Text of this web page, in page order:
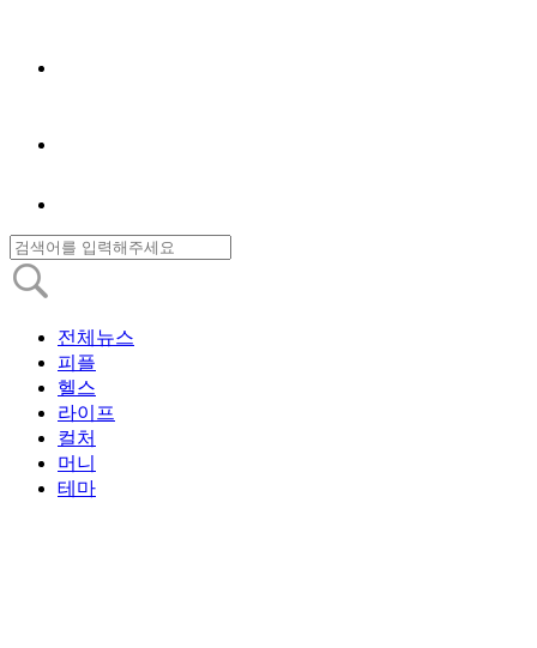
전체뉴스
피플
헬스
라이프
컬처
머니
테마